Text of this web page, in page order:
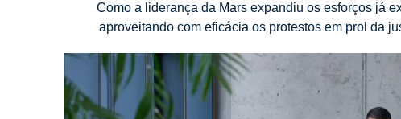
Como a liderança da Mars expandiu os esforços já
aproveitando com eficácia os protestos em prol da